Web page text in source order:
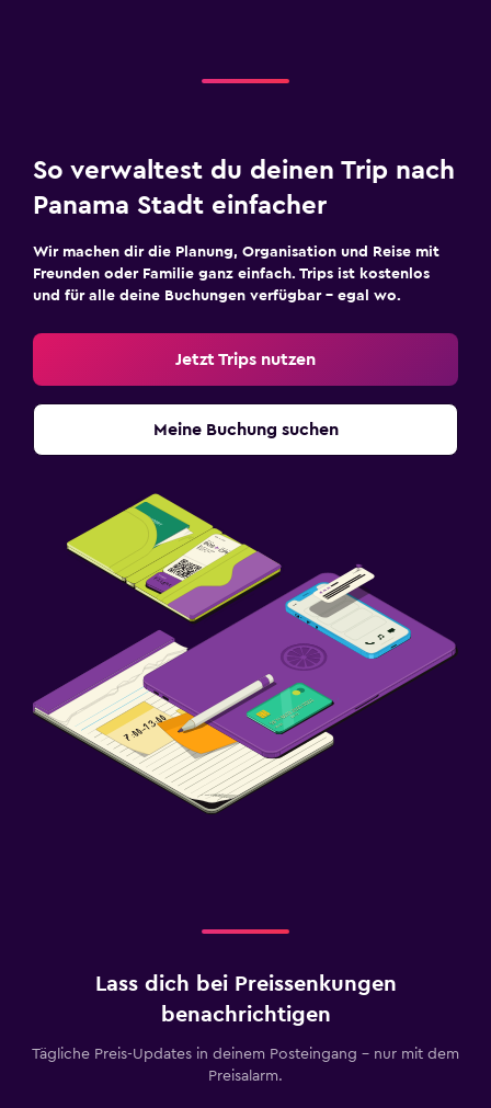
So verwaltest du deinen Trip nach
Panama Stadt einfacher
Wir machen dir die Planung, Organisation und Reise mit
Freunden oder Familie ganz einfach. Trips ist kostenlos
und für alle deine Buchungen verfügbar – egal wo.
Jetzt Trips nutzen
Meine Buchung suchen
Lass dich bei Preissenkungen
benachrichtigen
Tägliche Preis-Updates in deinem Posteingang – nur mit dem
Preisalarm.